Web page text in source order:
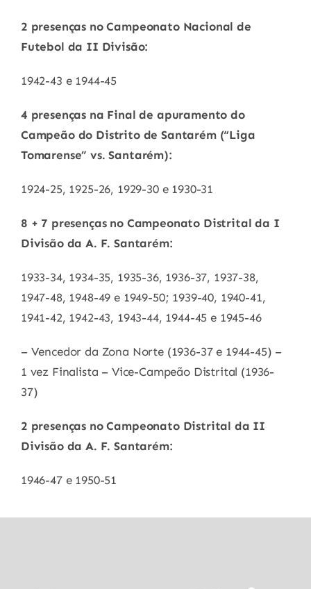
2 presenças no Campeonato Nacional de
Futebol da II Divisão:
1942-43 e 1944-45
4 presenças na Final de apuramento do
Campeão do Distrito de Santarém (“Liga
Tomarense” vs. Santarém):
1924-25, 1925-26, 1929-30 e 1930-31
8 + 7 presenças no Campeonato Distrital da I
Divisão da A. F. Santarém:
1933-34, 1934-35, 1935-36, 1936-37, 1937-38,
1947-48, 1948-49 e 1949-50; 1939-40, 1940-41,
1941-42, 1942-43, 1943-44, 1944-45 e 1945-46
– Vencedor da Zona Norte (1936-37 e 1944-45) –
1 vez Finalista – Vice-Campeão Distrital (1936-
37)
2 presenças no Campeonato Distrital da II
Divisão da A. F. Santarém:
1946-47 e 1950-51